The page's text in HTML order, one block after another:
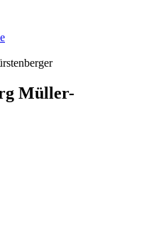
Müller-